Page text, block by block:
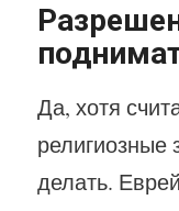
Да, хотя
религиозные
делать.